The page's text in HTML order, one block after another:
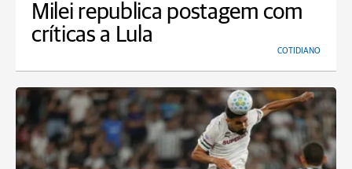
Milei republica postagem com
críticas a Lula
COTIDIANO